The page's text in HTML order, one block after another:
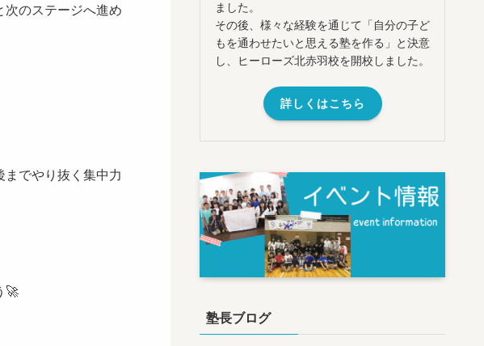
次のステージへ進め
でやり抜く集中力
🚀
ました。
その後、様々な経験を通じて「自分の子ど
もを通わせたいと思える塾を作る」と決意
し、ヒーローズ北赤羽校を開校しました。
詳しくはこちら
塾長ブログ